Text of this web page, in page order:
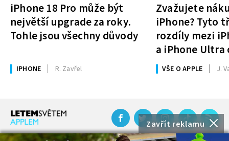
Zavřít reklamu
iPhone 18 Pro může být
největší upgrade za roky.
Tohle jsou všechny důvody
IPHONE R. Zavřel
Zvažujete
iPhone? Tyto
rozdíly mezi
a iPhone Ultra
rozhodnutí
VŠE O APPLE J.